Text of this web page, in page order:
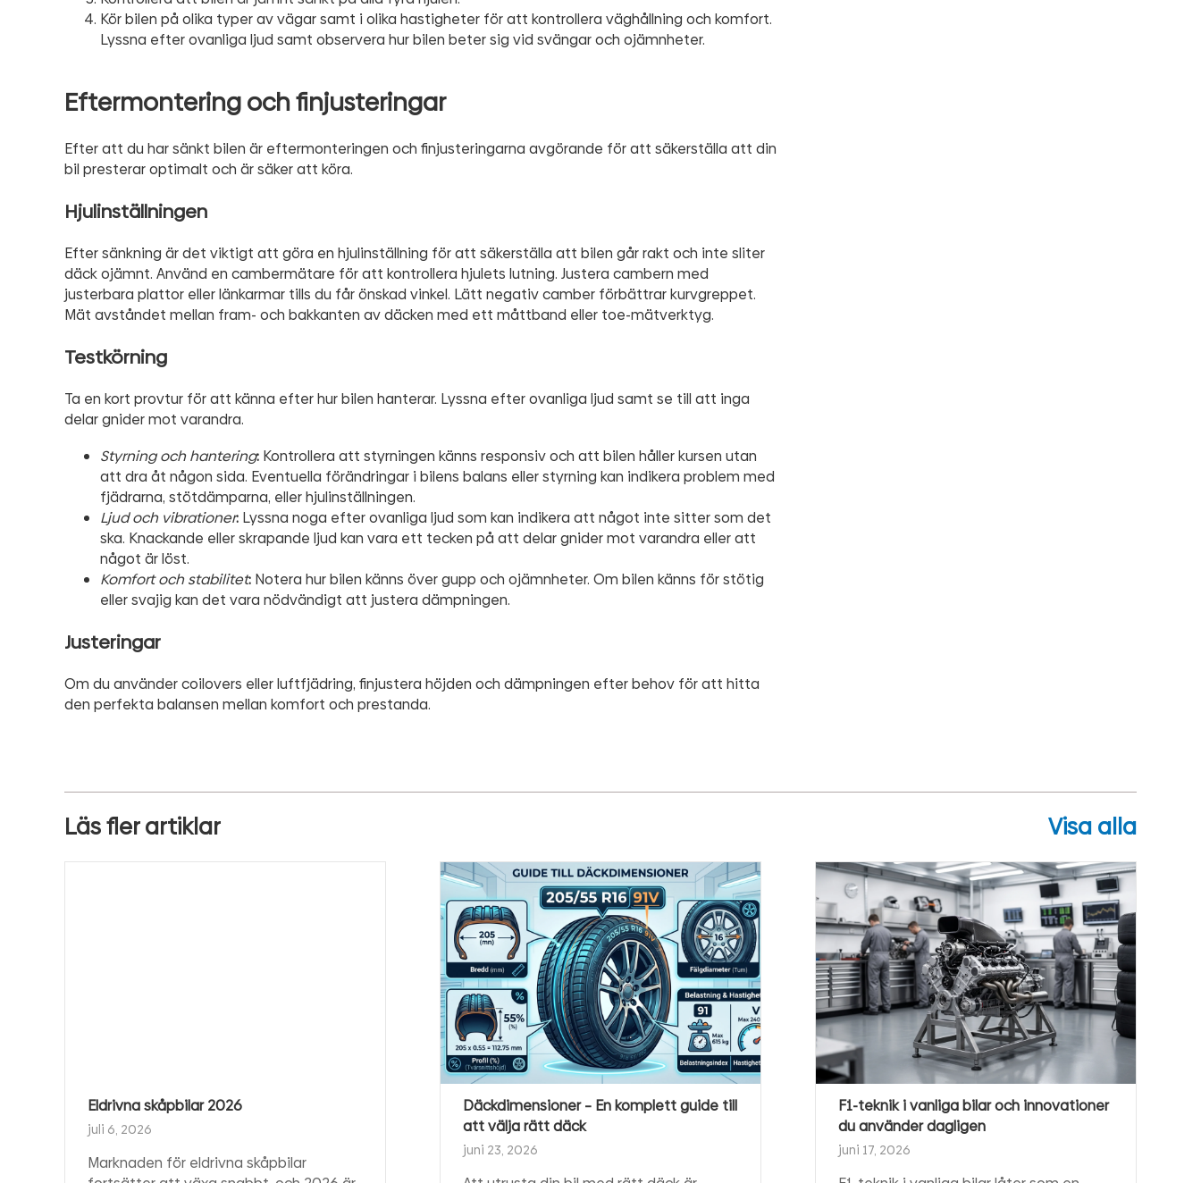
Kör bilen på olika typer av vägar samt i olika hastigheter för att kontrollera väghållning och komfort.
Lyssna efter ovanliga ljud samt observera hur bilen beter sig vid svängar och ojämnheter.
Eftermontering och finjusteringar
Efter att du har sänkt bilen är eftermonteringen och finjusteringarna avgörande för att säkerställa att din
bil presterar optimalt och är säker att köra.
Hjulinställningen
Efter sänkning är det viktigt att göra en hjulinställning för att säkerställa att bilen går rakt och inte sliter
däck ojämnt. Använd en cambermätare för att kontrollera hjulets lutning. Justera cambern med
justerbara plattor eller länkarmar tills du får önskad vinkel. Lätt negativ camber förbättrar kurvgreppet.
Mät avståndet mellan fram- och bakkanten av däcken med ett måttband eller toe-mätverktyg.
Testkörning
Ta en kort provtur för att känna efter hur bilen hanterar. Lyssna efter ovanliga ljud samt se till att inga
delar gnider mot varandra.
Styrning och hantering: Kontrollera att styrningen känns responsiv och att bilen håller kursen utan
att dra åt någon sida. Eventuella förändringar i bilens balans eller styrning kan indikera problem med
fjädrarna, stötdämparna, eller hjulinställningen.
Ljud och vibrationer: Lyssna noga efter ovanliga ljud som kan indikera att något inte sitter som det
ska. Knackande eller skrapande ljud kan vara ett tecken på att delar gnider mot varandra eller att
något är löst.
Komfort och stabilitet: Notera hur bilen känns över gupp och ojämnheter. Om bilen känns för stötig
eller svajig kan det vara nödvändigt att justera dämpningen.
Justeringar
Om du använder coilovers eller luftfjädring, finjustera höjden och dämpningen efter behov för att hitta
den perfekta balansen mellan komfort och prestanda.
Läs fler artiklar Visa alla
Eldrivna skåpbilar 2026
juli 6, 2026
Marknaden för eldrivna skåpbilar
Däckdimensioner – En komplett guide till
att välja rätt däck
juni 23, 2026
F1-teknik i vanliga bilar och innovationer
du använder dagligen
juni 17, 2026